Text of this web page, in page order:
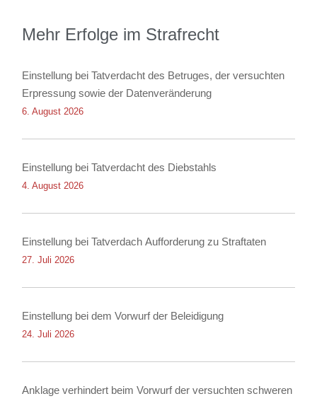
Mehr Erfolge im Strafrecht
Einstellung bei Tatverdacht des Betruges, der versuchten
Erpressung sowie der Datenveränderung
6. August 2026
Einstellung bei Tatverdacht des Diebstahls
4. August 2026
Einstellung bei Tatverdach Aufforderung zu Straftaten
27. Juli 2026
Einstellung bei dem Vorwurf der Beleidigung
24. Juli 2026
Anklage verhindert beim Vorwurf der versuchten schweren